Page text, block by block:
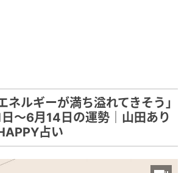
ネルギーが満ち溢れてきそう」
～6月14日の運勢｜山田あり
占い